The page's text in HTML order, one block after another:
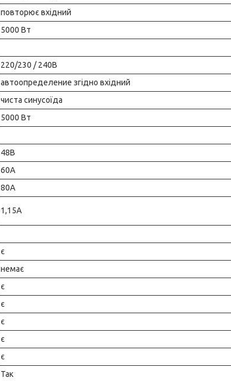
повторює вхідний
5000 Вт
220/230 / 240В
автоопределение згідно вхідний
чиста синусоїда
5000 Вт
48В
60А
80А
1,15А
є
немає
є
є
є
є
є
Так